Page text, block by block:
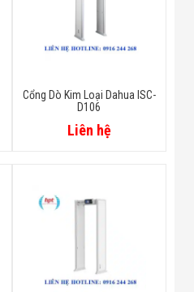
Cổng Dò Kim Loại Dahua ISC-
D106
Liên hệ